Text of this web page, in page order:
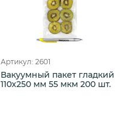
Артикул: 2601
Вакуумный пакет гладкий
110х250 мм 55 мкм 200 шт.